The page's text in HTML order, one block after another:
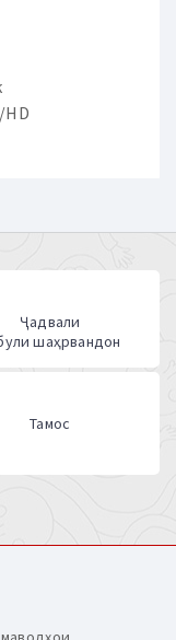
HD
Ҷадвали
шаҳрвандон
Тамос